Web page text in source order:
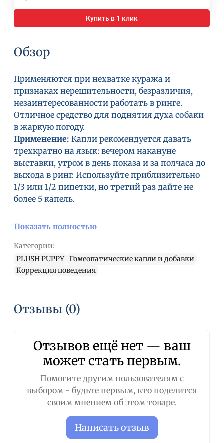
Купить в 1 клик
Обзор
Применяются при нехватке куража и
признаках нерешительности, безразличия,
незаинтересованности работать в ринге.
Отличное средство для поднятия духа собаки
в жаркую погоду.
Применение: Капли рекомендуется давать
трехкратно на язык: вечером накануне
выставки, утром в день показа и за полчаса до
выхода в ринг. Используйте приблизительно
1/3 или 1/2 пипетки, но третий раз дайте не
более 5 капель.
Показать полностью
Категории:
PLUSH PUPPY Гомеопатические капли и добавки
Коррекция поведения
Отзывы (0)
Отзывов ещё нет — ваш
может стать первым.
Помогите другим пользователям с
выбором - будьте первым, кто поделится
своим мнением об этом товаре.
Написать отзыв